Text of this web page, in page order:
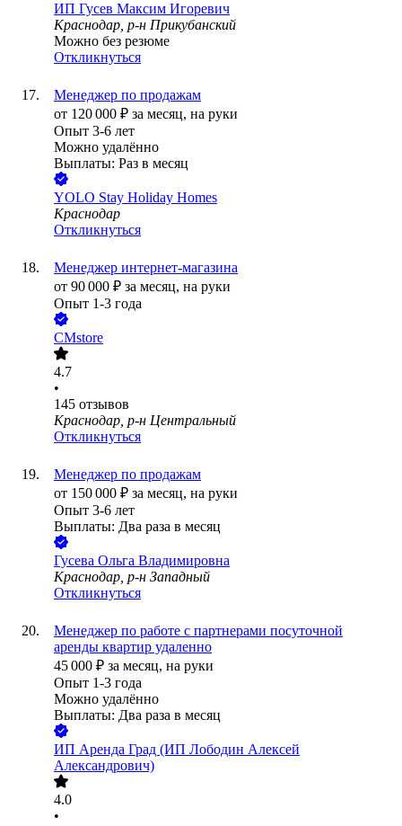
ИП Гусев Максим Игоревич
Краснодар, р-н Прикубанский
Можно без резюме
Откликнуться
Менеджер по продажам
от 120 000 ₽ за месяц, на руки
Опыт 3-6 лет
Можно удалённо
Выплаты: Раз в месяц
YOLO Stay Holiday Homes
Краснодар
Откликнуться
Менеджер интернет-магазина
от 90 000 ₽ за месяц, на руки
Опыт 1-3 года
CMstore
4.7
•
145 отзывов
Краснодар, р-н Центральный
Откликнуться
Менеджер по продажам
от 150 000 ₽ за месяц, на руки
Опыт 3-6 лет
Выплаты: Два раза в месяц
Гусева Ольга Владимировна
Краснодар, р-н Западный
Откликнуться
Менеджер по работе с партнерами посуточной
аренды квартир удаленно
45 000 ₽ за месяц, на руки
Опыт 1-3 года
Можно удалённо
Выплаты: Два раза в месяц
ИП Аренда Град (ИП Лободин Алексей
Александрович)
4.0
•